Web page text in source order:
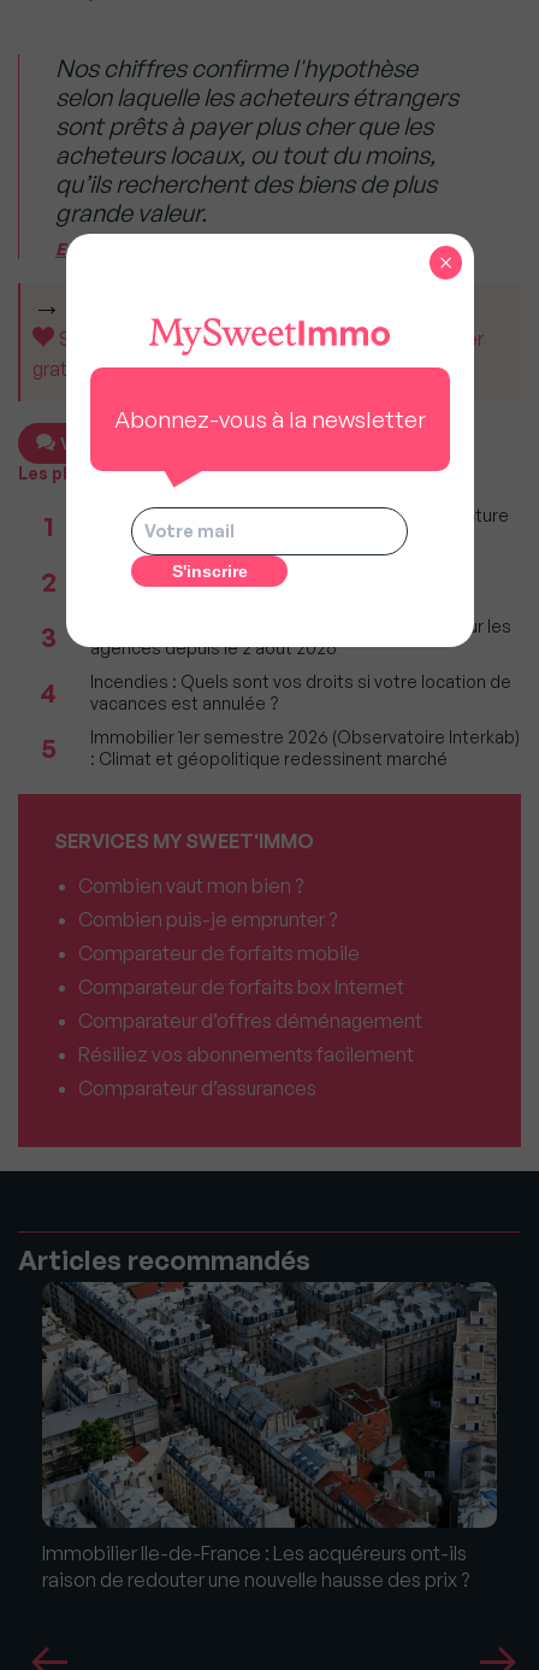
Nos chiffres confirme l'hypothèse
selon laquelle les acheteurs étrangers
sont prêts à payer plus cher que les
acheteurs locaux, ou tout du moins,
qu’ils recherchent des biens de plus
grande valeur.
Eric Calosci, VP des Ventes chez ListGlobally
Soutenez MySweetImmo et aidez-nous à rester
gratuit pour tous.
Voir le commentaire
Les plus populaires
1
Taxe foncière 2026 : Ces grandes villes où la facture
restera parmi les plus lourdes
2
Réseau immobilier : iad franchit le cap des 600
millions d'euros de chiffre d'affaires
3
Immobilier : Ce que l’AI Act change vraiment pour les
agences depuis le 2 août 2026
4
Incendies : Quels sont vos droits si votre location de
vacances est annulée ?
5
Immobilier 1er semestre 2026 (Observatoire Interkab)
: Climat et géopolitique redessinent marché
SERVICES MY SWEET'IMMO
Combien vaut mon bien ?
Combien puis-je emprunter ?
Comparateur de forfaits mobile
Comparateur de forfaits box Internet
Comparateur d’offres déménagement
Résiliez vos abonnements facilement
Comparateur d’assurances
Articles recommandés
Immobilier Ile-de-France : Les acquéreurs ont-ils
raison de redouter une nouvelle hausse des prix ?
Abonnez-vous à la newsletter
×